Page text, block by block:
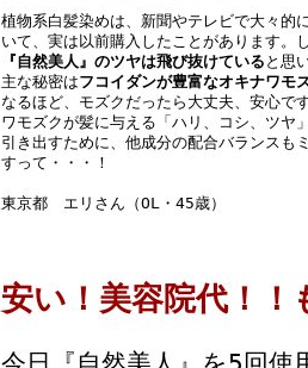
植物系白髪染めは、新聞やテレビで大々的
いて、実は以前購入したことがあります。
『自然美人』のツヤは飛び抜けている と思
主な秘密はフコイダンが豊富なオキナワモ
なるほど、モズクだったら大丈夫、安心で
ワモズクが髪に与える「ハリ、コシ、ツヤ
引き出すために、他成分の配合バランスも
すって・・・！
東京都 エリさん（OL・45歳）
安い！美容院代！